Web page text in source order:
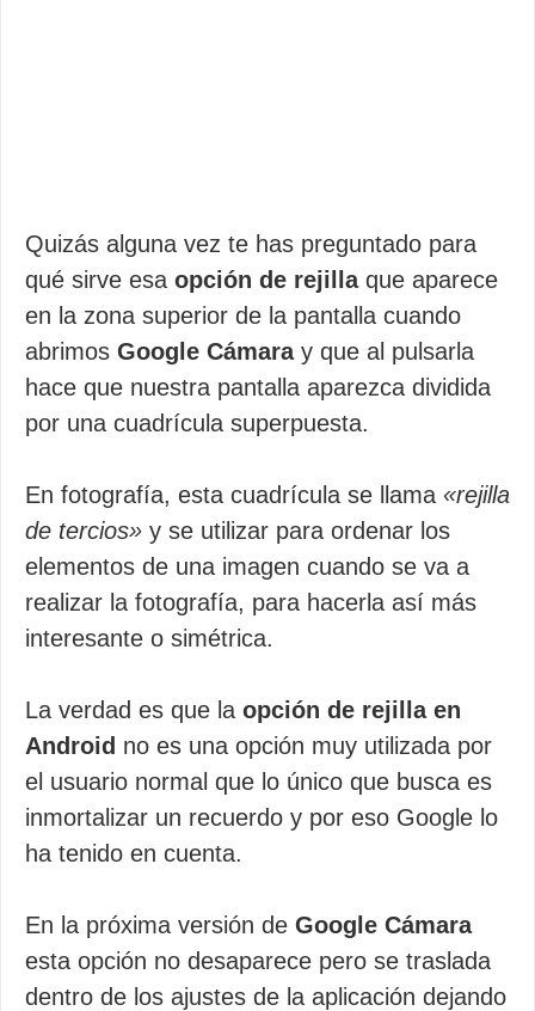
Quizás alguna vez te has preguntado para
qué sirve esa opción de rejillaque aparece
en la zona superior de la pantalla cuando
abrimos Google Cámaray que al pulsarla
hace que nuestra pantalla aparezca dividida
por una cuadrícula superpuesta.
En fotografía, esta cuadrícula se llama «rejilla
de tercios» y se utilizar para ordenar los
elementos de una imagen cuando se va a
realizar la fotografía, para hacerla así más
interesante o simétrica.
La verdad es que la opción de rejilla en
Android no es una opción muy utilizada por
el usuario normal que lo único que busca es
inmortalizar un recuerdo y por eso Google lo
ha tenido en cuenta.
En la próxima versión de Google Cámara
esta opción no desaparece pero se traslada
dentro de los ajustes de la aplicación dejando